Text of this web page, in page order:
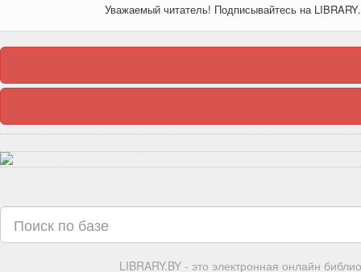
Уважаемый читатель! Подписывайтесь на
LIBRARY.BY - это электронная онлайн